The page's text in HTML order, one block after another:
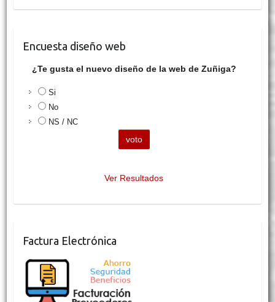
Encuesta diseño web
¿Te gusta el nuevo diseño de la web de Zuñiga?
Si
No
NS / NC
Ver Resultados
Factura Electrónica